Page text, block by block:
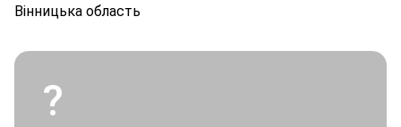
Вінницька область
?